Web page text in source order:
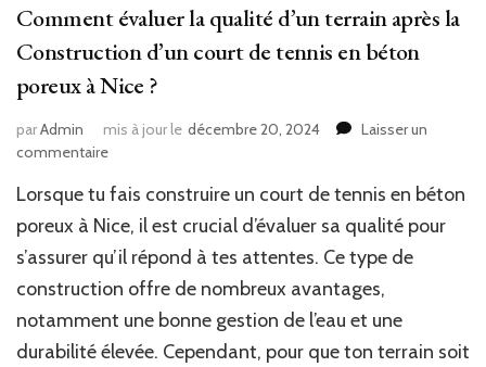
Comment évaluer la qualité d’un terrain après la
Construction d’un court de tennis en béton
poreux à Nice ?
parAdmin mis à jour le décembre 20, 2024
Laisser un
commentairesur
évaluer
la
d’un
terrain
après
la
Construction
Lorsque tu fais construire un court de tennis en béton
poreux à Nice, il est crucial d’évaluer sa qualité pour
s’assurer qu’il répond à tes attentes. Ce type de
construction offre de nombreux avantages,
notamment une bonne gestion de l’eau et une
durabilité élevée. Cependant, pour que ton terrain soit